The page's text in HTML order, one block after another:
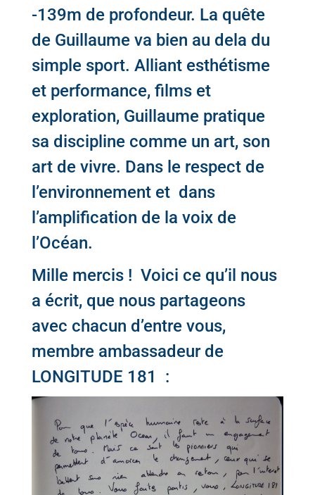
-139m de profondeur. La quête
de Guillaume va bien au dela du
simple sport. Alliant esthétisme
et performance, films et
exploration, Guillaume pratique
sa discipline comme un art, son
art de vivre. Dans le respect de
l’environnement et dans
l’amplification de la voix de
l’Océan.
Mille mercis ! Voici ce qu’il nous
a écrit, que nous partageons
avec chacun d’entre vous,
membre ambassadeur de
LONGITUDE 181 :